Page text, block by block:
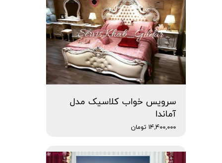
سرویس خواب کلاسیک مدل
آماندا
۱۴,۴۰۰,۰۰۰ تومان